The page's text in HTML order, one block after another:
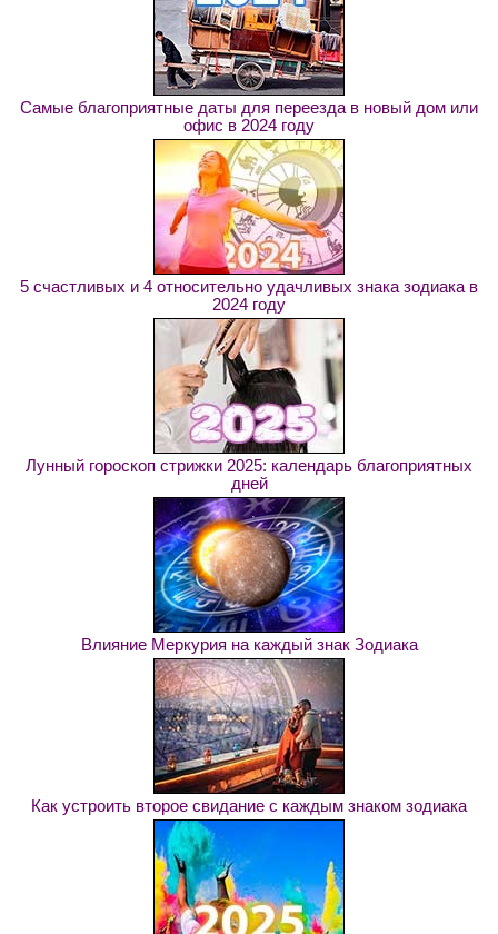
Самые благоприятные даты для переезда в новый дом или
офис в 2024 году
5 счастливых и 4 относительно удачливых знака зодиака в
2024 году
Лунный гороскоп стрижки 2025: календарь благоприятных
дней
Влияние Меркурия на каждый знак Зодиака
Как устроить второе свидание с каждым знаком зодиака